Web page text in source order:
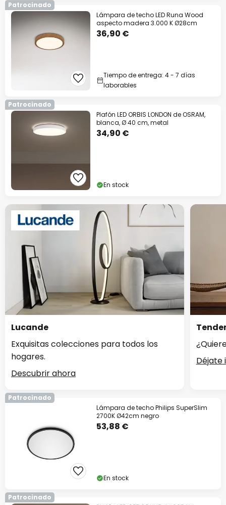
Patrocinado
Lámpara de techo LED Runa Wood
aspecto madera 3.000 K Ø28cm
36,90 €
Tiempo de entrega: 4 - 7 días
laborables
Patrocinado
Plafón LED ORBIS LONDON de OSRAM,
blanca, Ø 40 cm, metal
34,90 €
En stock
Lucande
Exquisitas colecciones para todos los
hogares.
Descubrir ahora
Déjate
Patrocinado
Lámpara de techo Philips SuperSlim
2700K Ø42cm negro
53,88 €
En stock
Patrocinado